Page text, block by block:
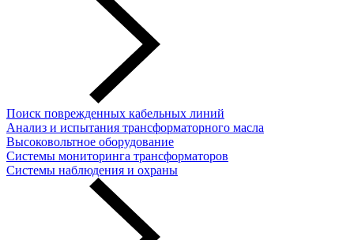
Поиск поврежденных кабельных линий
Анализ и испытания трансформаторного масла
Высоковольтное оборудование
Системы мониторинга трансформаторов
Системы наблюдения и охраны